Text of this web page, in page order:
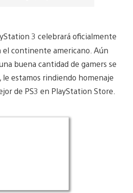
3 celebrará oficialmente
el continente americano. Aún
buena cantidad de gamers se
le estamos rindiendo homenaje
de PS3 en PlayStation Store.